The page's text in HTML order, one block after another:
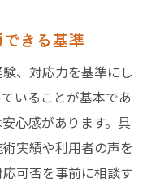
きる基準
、対応力を基準にし
いることが基本であ
心感があります。具
実績や利用者の声を
可否を事前に相談す